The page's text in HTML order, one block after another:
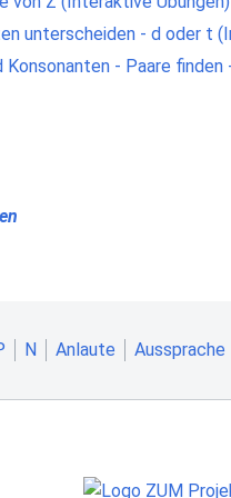
unterscheiden - d oder t
Konsonanten - Paare
N Anlaute Aussprache